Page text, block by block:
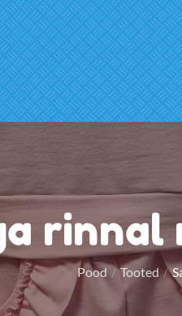
rinnal
Pood Tooted